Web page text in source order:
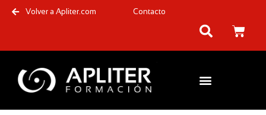
Volver a Apliter.com Contacto